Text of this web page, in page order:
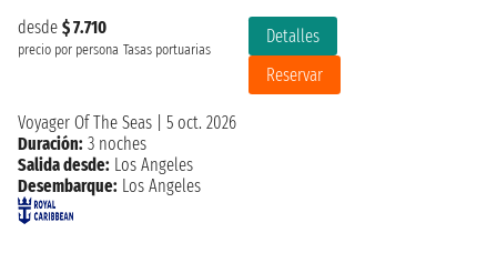
desde $ 7.710
precio por persona Tasas portuarias
Detalles
Reservar
Voyager Of The Seas
5 oct. 2026
Duración: 3 noches
Salida desde: Los Angeles
Desembarque: Los Angeles